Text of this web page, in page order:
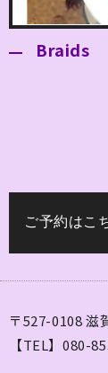
Braids
ご予約はこ
〒527-0108 滋
【TEL】080-